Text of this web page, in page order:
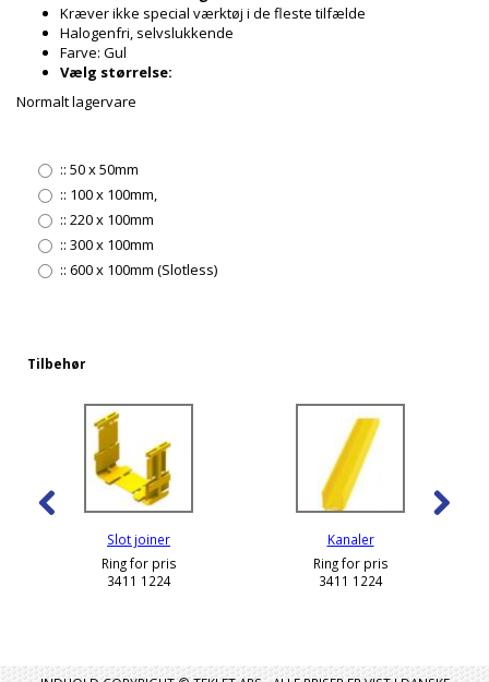
Kræver ikke special værktøj i de fleste tilfælde
Halogenfri, selvslukkende
Farve: Gul
Vælg størrelse:
Normalt lagervare
:: 50 x 50mm
:: 100 x 100mm,
:: 220 x 100mm
:: 300 x 100mm
:: 600 x 100mm (Slotless)
Tilbehør
Slot joiner
Ring for pris
3411 1224
Kanaler
Ring for pris
3411 1224